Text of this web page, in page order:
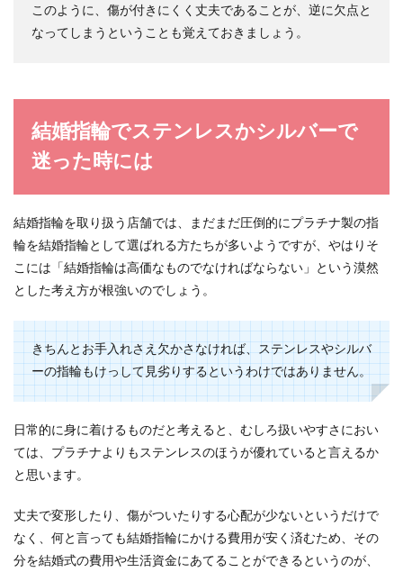
このように、傷が付きにくく丈夫であることが、逆に欠点と
なってしまうということも覚えておきましょう。
結婚指輪でステンレスかシルバーで
迷った時には
結婚指輪を取り扱う店舗では、まだまだ圧倒的にプラチナ製の指
輪を結婚指輪として選ばれる方たちが多いようですが、やはりそ
こには「結婚指輪は高価なものでなければならない」という漠然
とした考え方が根強いのでしょう。
きちんとお手入れさえ欠かさなければ、ステンレスやシルバ
ーの指輪もけっして見劣りするというわけではありません。
日常的に身に着けるものだと考えると、むしろ扱いやすさにおい
ては、プラチナよりもステンレスのほうが優れていると言えるか
と思います。
丈夫で変形したり、傷がついたりする心配が少ないというだけで
なく、何と言っても結婚指輪にかける費用が安く済むため、その
分を結婚式の費用や生活資金にあてることができるというのが、